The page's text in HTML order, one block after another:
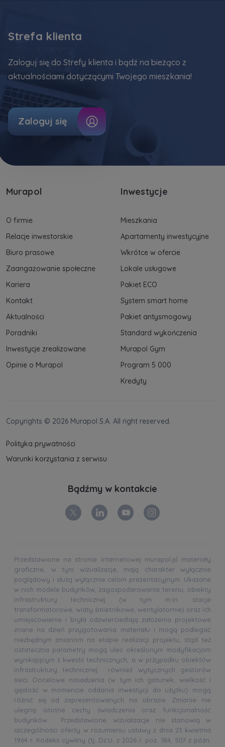
Murapol
O firmie
Relacje inwestorskie
Biuro prasowe
Zaangażowanie społeczne
Kariera
Kontakt
Aktualności
Poradniki
Inwestycje zrealizowane
Opinie o Murapol
Inwestycje
Mieszkania
Apartamenty inwestycyjne
Wkrótce w ofercie
Lokale usługowe
Pakiet ECO
System smart home
Pakiet antysmogowy
Standard wykończenia
Murapol Gym
Program 5 000
Kredyty
Strefa klienta
Zaloguj się do Strefy klienta i bądź na bieżąco z
aktualnościami dotyczącymi Twojego mieszkania!
Zaloguj się
Copyrights © 2026 Murapol S.A. All right reserved.
Polityka prywatności
Warunki korzystania z serwisu
Bądźmy w kontakcie
Przedstawione na stronie internetowej murapol.pl materiały
graficzne, w tym wizualizacje, mają charakter wyłącznie
poglądowy i służą wyłącznie celom prezentacyjnym. Ukazane
w nich modele budynków, zagospodarowania terenu, obiekty
infrastruktury technicznej (w tym m.in. stacje
transformatorowe, wiaty śmietnikowe, wentylatornie) oraz ich
umiejscowienie i bryła odzwierciedlają założenia projektowe
znane na dzień przygotowania materiału i mogą podlegać
niezbędnym zmianom na etapie realizacji projektu, stąd też
ostateczna parametry mogą ulec określonym modyfikacjom
wynikającym z kwestii technicznych, a w przypadku obiektów
infrastruktury technicznej również wytycznych gestorów
sieci. Docelowe nasadzenia (w tym ich gatunek, wielkość i
gęstość w momencie oddania inwestycji do użytku) mogą
różnić się od zaprezentowanych na obrazie. Zmianie nie
ulegną istotne cechy świadczenia oraz funkcjonalność
budynków. Przedstawione wizualizacje nie stanowią w
szczególności oferty w rozumieniu ustawy z dnia 23 kwietnia
1964 r. Kodeks cywilny (tj. Dz.U. z 2026 r. poz. 184, 507 z późn.